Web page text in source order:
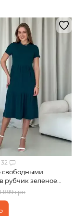
32
свободными
рубчик зеленое
700001585
1 899 грн